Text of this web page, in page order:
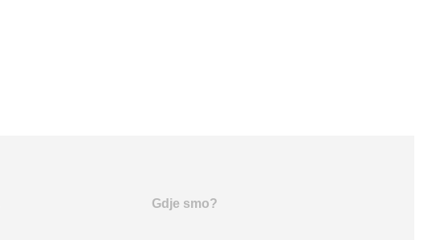
Gdje smo?